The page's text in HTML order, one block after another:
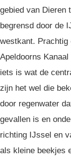
gebied van Dieren
begrensd door de
westkant. Prachtig
Apeldoorns
iets is wat de
zijn het wel die
door regenwater
gevallen is en
richting IJssel en
als kleine beekjes